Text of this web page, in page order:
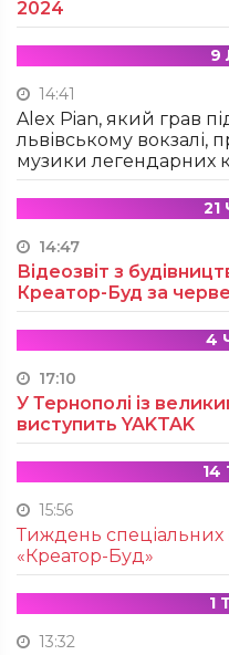
2024
9
14:41
Alex Pian, який грав
львівському вокзалі,
музики легендарних
21
14:47
Відеозвіт з
Креатор-Буд за
4
17:10
У Тернополі із
виступить YAKTAK
14
15:56
Тиждень спеціальних
«Креатор-Буд»
1
13:32